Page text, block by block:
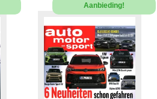
Aanbieding!